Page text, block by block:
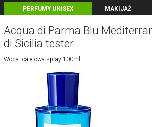
PERFUMY UNISEX
MAKIJAŻ
Acqua di Parma Blu
di Sicilia tester
Woda toaletowa spray 100ml